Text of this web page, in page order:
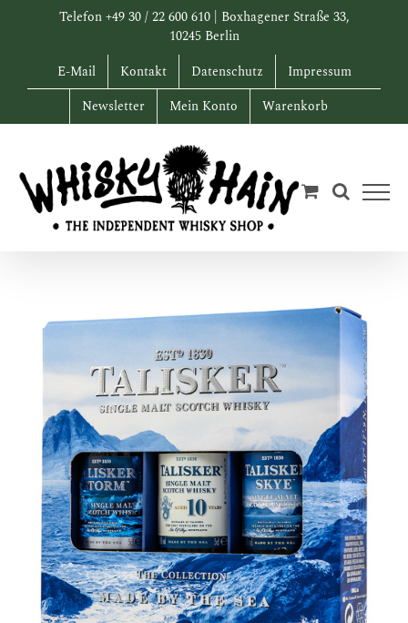
Telefon +49 30 / 22 600 610 | Boxhagener Straße 33,
10245 Berlin
E-Mail
Kontakt Datenschutz
Impressum
Newsletter
Mein Konto Warenkorb